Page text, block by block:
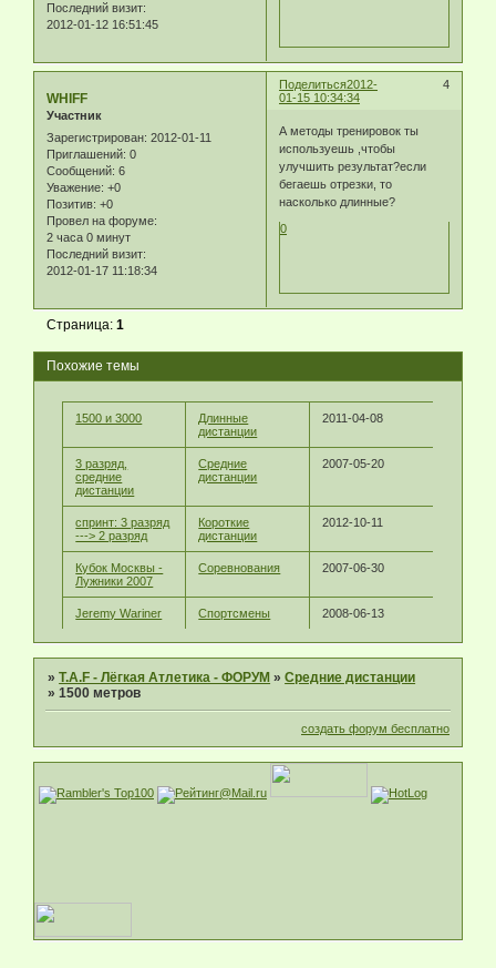
Последний визит:
2012-01-12 16:51:45
Поделиться 4
2012-
01-15 10:34:34
WHIFF
Участник
Зарегистрирован: 2012-01-11
Приглашений: 0
Сообщений: 6
Уважение: +0
Позитив: +0
Провел на форуме:
2 часа 0 минут
Последний визит:
2012-01-17 11:18:34
А методы тренировок ты
используешь ,чтобы
улучшить результат?если
бегаешь отрезки, то
насколько длинные?
0
Страница:1
Похожие темы
1500 и 3000
Длинные
дистанции
2011-04-08
3 разряд,
средние
дистанции
Средние
дистанции
2007-05-20
спринт: 3 разряд
---> 2 разряд
Короткие
дистанции
2012-10-11
Кубок Москвы -
Лужники 2007
Соревнования 2007-06-30
Jeremy Wariner Спортсмены 2008-06-13
»T.A.F - Лёгкая Атлетика - ФОРУМ »Средние дистанции
»1500 метров
создать форум бесплатно